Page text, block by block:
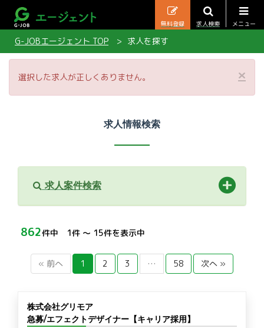
メニュー
求人検索
無料登録
G-JOBエージェント TOP 求人を探す
×
選択した求人が正しくありません。
求人情報検索
求人案件検索
862件中 1件 〜 15件を表示中
« 前へ 1 2 3 … 58 次へ »
株式会社グリモア
急募/エフェクトデザイナー【キャリア採用】